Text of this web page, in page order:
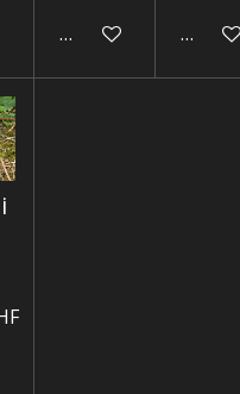
panierAjouter au panier
panier